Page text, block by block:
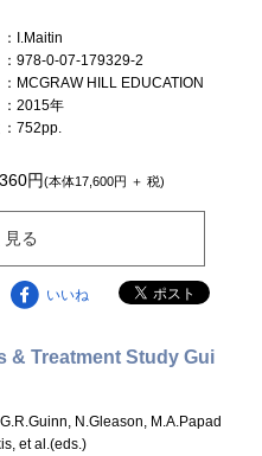
：I.Maitin
：978-0-07-179329-2
：MCGRAW HILL EDUCATION
：2015年
：752pp.
円(本体17,600円 ＋ 税)
る
いいね
& Treatment Study Gui
G.R.Guinn, N.Gleason, M.A.Papad
et al.(eds.)